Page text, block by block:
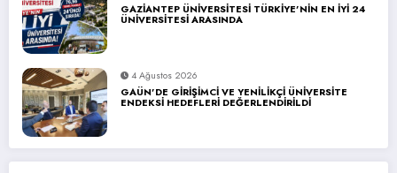
GAZİANTEP ÜNİVERSİTESİ TÜRKİYE’NİN EN İYİ 24
ÜNİVERSİTESİ ARASINDA
4 Ağustos 2026
GAÜN’DE GİRİŞİMCİ VE YENİLİKÇİ ÜNİVERSİTE
ENDEKSİ HEDEFLERİ DEĞERLENDİRİLDİ